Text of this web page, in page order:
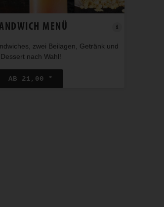
MENÜ
zwei Beilagen, Getränk und
Dessert nach Wahl!
AB 21,00 *